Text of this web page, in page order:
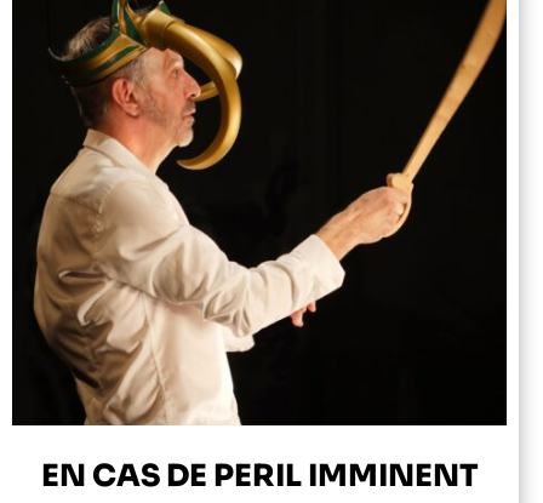
EN CAS DE PERIL IMMINENT